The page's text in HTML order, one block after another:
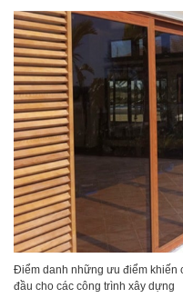
Điểm danh những ưu điểm khiến
đầu cho các công trình xây dựng